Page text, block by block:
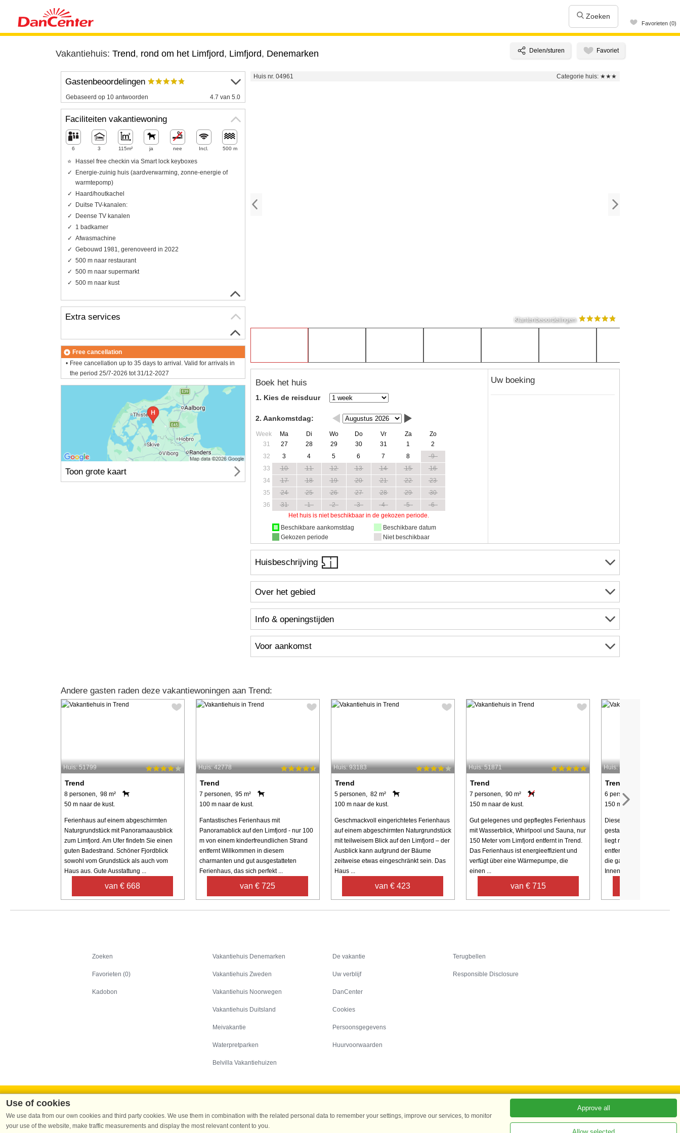
Zoeken
Favorieten (0)
Vakantiehuis: Trend, rond om het Limfjord, Limfjord, Denemarken
Huis nr. 04961 Categorie huis: ★★★
Klantenbeoordelingen
Boek het huis
1. Kies de reisduur
2. Aankomstdag:
Week Ma Di Wo Do Vr Za
Zo
31
27 28 29 30 31 1
2
32
3 4 5 6 7 8
9
33
10 11 12 13 14 15
16
34
17 18 19 20 21 22
23
35
24 25 26 27 28 29
30
36
31 1 2 3 4 5
6
Het huis is niet beschikbaar in de gekozen periode.
Beschikbare aankomstdag
Gekozen periode
Beschikbare datum
Niet beschikbaar
Uw boeking
Huisbeschrijving
Over het gebied
Info & openingstijden
Voor aankomst
Gastenbeoordelingen
Gebaseerd op 10 antwoorden 4.7 van 5.0
Faciliteiten vakantiewoning
6 3 115m² ja nee Incl. 500 m
Hassel free checkin via Smart lock keyboxes
Energie-zuinig huis (aardverwarming, zonne-energie of
warmtepomp)
Haard/houtkachel
Duitse TV-kanalen:
Deense TV kanalen
1 badkamer
Afwasmachine
Gebouwd 1981, gerenoveerd in 2022
500 m naar restaurant
500 m naar supermarkt
500 m naar kust
Extra services
Free cancellation
Free cancellation up to 35 days to arrival. Valid for arrivals in
the period 25/7-2026 tot 31/12-2027
Toon grote kaart
Andere gasten raden deze vakantiewoningen aan Trend:
Huis: 51799
Trend
8 personen, 98 m²
50 m naar de kust.
Ferienhaus auf einem abgeschirmten
Naturgrundstück mit Panoramaausblick
zum Limfjord. Am Ufer findetn Sie einen
guten Badestrand. Schöner Fjordblick
sowohl vom Grundstück als auch vom
Haus aus. Gute Ausstattung ...
van € 668
Huis: 42778
Trend
7 personen, 95 m²
100 m naar de kust.
Fantastisches Ferienhaus mit
Panoramablick auf den Limfjord - nur 100
m von einem kinderfreundlichen Strand
entfernt Willkommen in diesem
charmanten und gut ausgestatteten
Ferienhaus, das sich perfekt ...
van € 725
Huis: 93183
Trend
5 personen, 82 m²
100 m naar de kust.
Geschmackvoll eingerichtetes Ferienhaus
auf einem abgeschirmten Naturgrundstück
mit teilweisem Blick auf den Limfjord – der
Ausblick kann aufgrund der Bäume
zeitweise etwas eingeschränkt sein. Das
Haus ...
van € 423
Huis: 51871
Trend
7 personen, 90 m²
150 m naar de kust.
Gut gelegenes und gepflegtes Ferienhaus
mit Wasserblick, Whirlpool und Sauna, nur
150 Meter vom Limfjord entfernt in Trend.
Das Ferienhaus ist energieeffizient und
verfügt über eine Wärmepumpe, die
einen ...
van € 715
Huis: 56704
Trend
6 personen, 65 m²
150 m naar de kust.
Dieses luxuriöse,
gestaltete Ferienhaus aus
liegt nur ca. 150 Meter
entfernt und bietet Komfort
die ganze Familie. Das
Innen- ...
Zoeken
Favorieten (0)
Kadobon
Vakantiehuis Denemarken
Vakantiehuis Zweden
Vakantiehuis Noorwegen
Vakantiehuis Duitsland
Meivakantie
Waterpretparken
Belvilla Vakantiehuizen
De vakantie
Uw verblijf
DanCenter
Cookies
Persoonsgegevens
Huurvoorwaarden
Terugbellen
Responsible Disclosure
Tel.: +45 70 13 00 00 - Fax.: +45 70 13 70 70 - CVR: 67324013
Danske Bank Copenhagen - IBAN: DK35 3000 4073 0424 53 - BIC/Swift Code : DABADKKK
Use of cookies
We use data from our own cookies and third party cookies. We use them in combination with the related personal data to remember your settings, improve our services, to monitor
your use of the website, make traffic measurements and display the most relevant content to you.
Approve all